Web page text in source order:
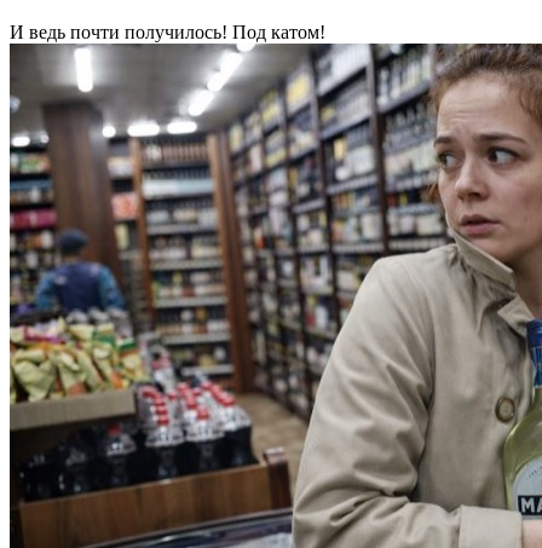
И ведь почти получилось! Под катом!